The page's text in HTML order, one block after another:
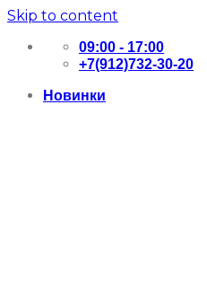
Skip to content
09:00 - 17:00
+7(912)732-30-20
Новинки